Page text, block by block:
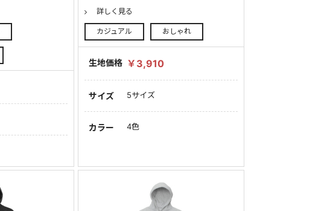
詳しく見る
カジュアル おしゃれ
生地価格 ￥3,910
サイズ 5サイズ
カラー 4色